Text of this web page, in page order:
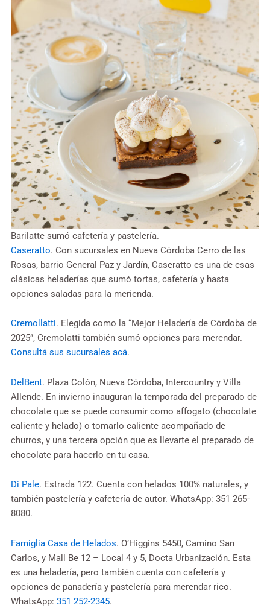
Barilatte sumó cafetería y pastelería.
Caseratto. Con sucursales en Nueva Córdoba Cerro de las
Rosas, barrio General Paz y Jardín, Caseratto es una de esas
clásicas heladerías que sumó tortas, cafetería y hasta
opciones saladas para la merienda.
Cremollatti. Elegida como la “Mejor Heladería de Córdoba de
2025”, Cremolatti también sumó opciones para merendar.
Consultá sus sucursales acá.
DelBent. Plaza Colón, Nueva Córdoba, Intercountry y Villa
Allende. En invierno inauguran la temporada del preparado de
chocolate que se puede consumir como affogato (chocolate
caliente y helado) o tomarlo caliente acompañado de
churros, y una tercera opción que es llevarte el preparado de
chocolate para hacerlo en tu casa.
Di Pale. Estrada 122. Cuenta con helados 100% naturales, y
también pastelería y cafetería de autor. WhatsApp: 351 265-
8080.
Famiglia Casa de Helados. O’Higgins 5450, Camino San
Carlos, y Mall Be 12 – Local 4 y 5, Docta Urbanización. Esta
es una heladería, pero también cuenta con cafetería y
opciones de panadería y pastelería para merendar rico.
WhatsApp: 351 252-2345.